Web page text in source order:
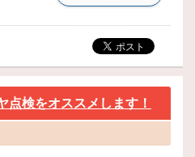
点検をオススメします！